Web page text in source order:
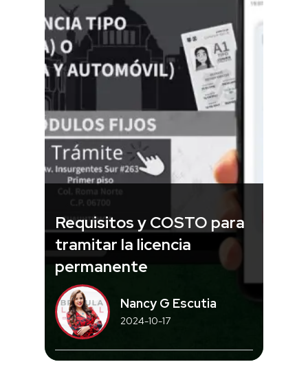
Requisitos y COSTO para
tramitar la licencia
permanente
Nancy G Escutia
2024-10-17